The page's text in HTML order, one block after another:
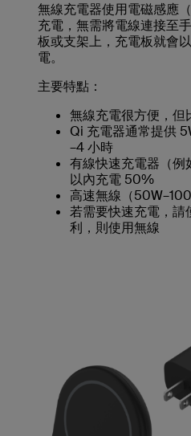
無線充電器使用電磁感應
充電，無需將電線連接至
板或支架上，充電板就會
電。
主要特點：
無線充電很方便，但
Qi 充電器通常提供
–4 小時
有線快速充電器（
以內充電 50%
高速無線（
若需要快速充電，請
利，則使用無線